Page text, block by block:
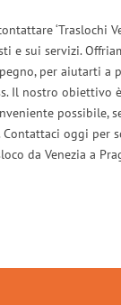
‘Traslochi
e sui servizi.
per aiutarti a
Il nostro obiettivo
possibile,
oggi per
da Venezia a